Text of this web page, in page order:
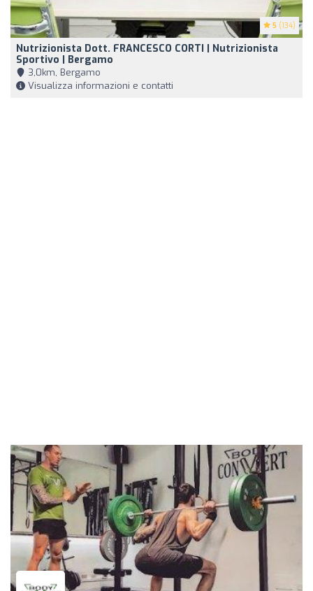
5 (134)
Nutrizionista Dott. FRANCESCO CORTI | Nutrizionista
Sportivo | Bergamo
3,0km, Bergamo
Visualizza informazioni e contatti